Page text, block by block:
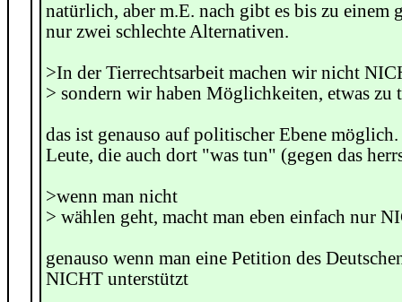
natürlich, aber m.E. nach gibt es bis zu einem
nur zwei schlechte Alternativen.
>In der Tierrechtsarbeit machen wir nicht
> sondern wir haben Möglichkeiten, etwas zu
das ist genauso auf politischer Ebene
Leute, die auch dort "was tun" (gegen das
>wenn man nicht
> wählen geht, macht man eben einfach nur
genauso wenn man eine Petition des
NICHT unterstützt